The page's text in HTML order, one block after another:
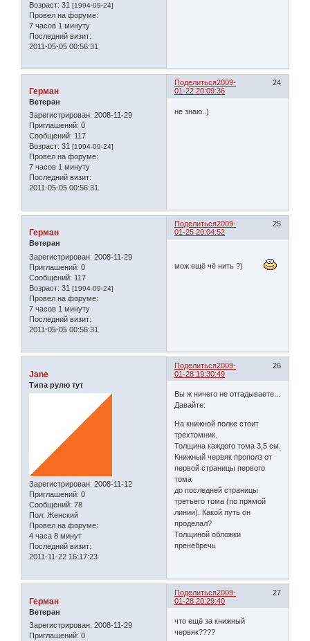
Возраст: 31 [1994-09-24]
Провел на форуме:
7 часов 1 минуту
Последний визит:
2011-05-05 00:56:31
Поделиться 24
2009-
01-22 20:09:36
Герман
Ветеран
Зарегистрирован: 2008-11-29
Приглашений: 0
Сообщений: 117
Возраст: 31 [1994-09-24]
Провел на форуме:
7 часов 1 минуту
Последний визит:
2011-05-05 00:56:31
не знаю..)
Поделиться 25
2009-
01-25 20:04:52
Герман
Ветеран
Зарегистрирован: 2008-11-29
Приглашений: 0
Сообщений: 117
Возраст: 31 [1994-09-24]
Провел на форуме:
7 часов 1 минуту
Последний визит:
2011-05-05 00:56:31
мож ещё чё нить ?)
Поделиться 26
2009-
01-28 19:30:49
Jane
Типа рулю тут
Зарегистрирован: 2008-11-12
Приглашений: 0
Сообщений: 78
Пол: Женский
Провел на форуме:
4 часа 8 минут
Последний визит:
2011-11-22 16:17:23
Вы ж ничего не отгадываете...
Давайте:
На книжной полке стоит
трехтомник.
Толщина каждого тома 3,5 см.
Книжный червяк прополз от
первой страницы первого
тома
до последней страницы
третьего тома (по прямой
линии). Какой путь он
проделал?
Толщиной обложки
пренебречь
Поделиться 27
2009-
01-28 20:29:40
Герман
Ветеран
Зарегистрирован: 2008-11-29
Приглашений: 0
что ещё за книжный
червяк????